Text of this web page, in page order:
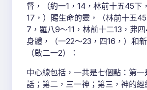
督，（約一1，14，林前十五45下
17，）賜生命的靈，（林前十五
7，羅八9～11，林前十二13，弗
身體，（一22～23，四16，）和
（啟二一2）：
中心線包括，一共是七個點：第一
話；第二，三一神；第三，神的